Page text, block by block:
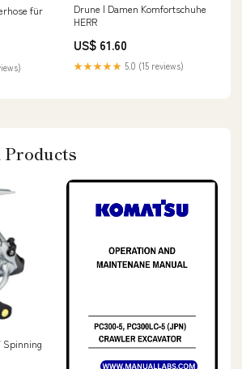
für
Drune | Damen Komfortschuhe
HERR
US$ 61.60
★★★★★ 5.0 (15 reviews)
Products
Spinning